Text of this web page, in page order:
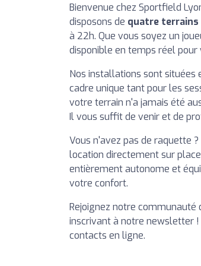
Bienvenue chez Sportfield
disposons de quatre terrains
à 22h. Que vous soyez un
disponible en temps réel pour
Nos installations sont situées
cadre unique tant pour les
votre terrain n'a jamais été
Il vous suffit de venir et de
Vous n'avez pas de raquette
location directement sur
entièrement autonome et
votre confort.
Rejoignez notre communauté
inscrivant à notre newsletter !
contacts en ligne.